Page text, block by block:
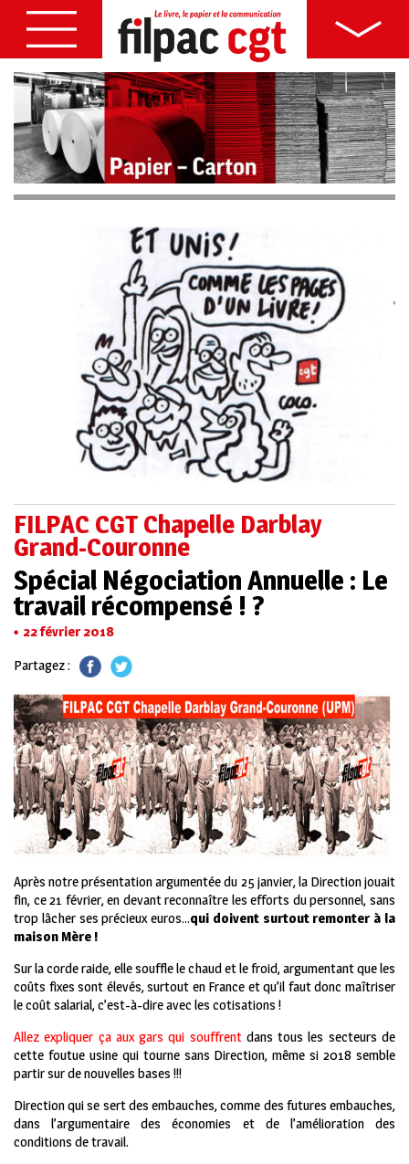
FILPAC CGT Chapelle Darblay
Grand-Couronne
Spécial Négociation Annuelle : Le
travail récompensé ! ?
22 février 2018
Partagez :
Après notre présentation argumentée du 25 janvier, la Direction jouait
fin, ce 21 février, en devant reconnaître les efforts du personnel, sans
trop lâcher ses précieux euros…qui doivent surtout remonter à la
maison Mère !
Sur la corde raide, elle souffle le chaud et le froid, argumentant que les
coûts fixes sont élevés, surtout en France et qu’il faut donc maîtriser
le coût salarial, c’est-à-dire avec les cotisations !
Allez expliquer ça aux gars qui souffrentdans tous les secteurs de
cette foutue usine qui tourne sans Direction, même si 2018 semble
partir sur de nouvelles bases !!!
Direction qui se sert des embauches, comme des futures embauches,
dans l’argumentaire des économies et de l’amélioration des
conditions de travail.